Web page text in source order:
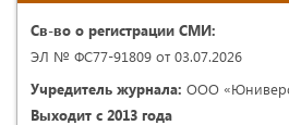
Св-во о регистрации СМИ:
ЭЛ № ФС77-91809 от 03.07.2026
Учредитель журнала: ООО
Выходит с 2013 года